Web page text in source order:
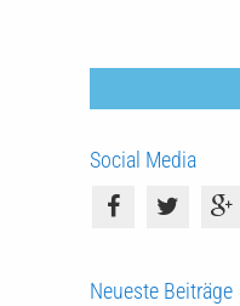
Social Media
Neueste Beiträge